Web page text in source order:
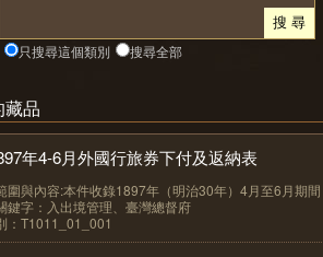
只搜尋這個類別 搜尋全部
品
年4-6月外國行旅券下付及返納表
圍與內容:本件收錄1897年（明治30年）4月至6月期間
鍵字：入出境管理、臺灣總督府
：T1011_01_001